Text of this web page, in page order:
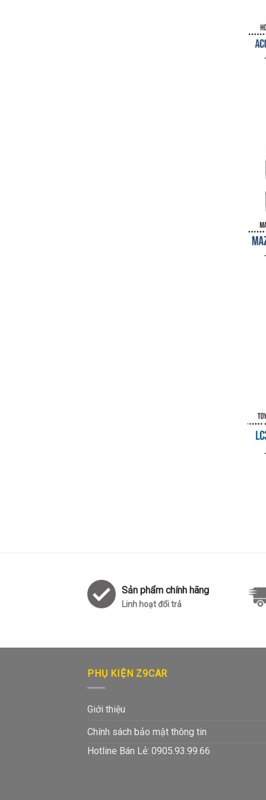
Sản phẩm chính hãng
Linh hoạt đổi trả
PHỤ KIỆN Z9CAR
Giới thiệu
Chính sách bảo mật thông tin
Hotline Bán Lẻ: 0905.93.99.66